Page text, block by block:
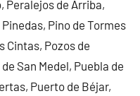
Peralejos de Arriba,
Pino de Tormes
Cintas, Pozos de
San Medel, Puebla de
Puerto de Béjar,